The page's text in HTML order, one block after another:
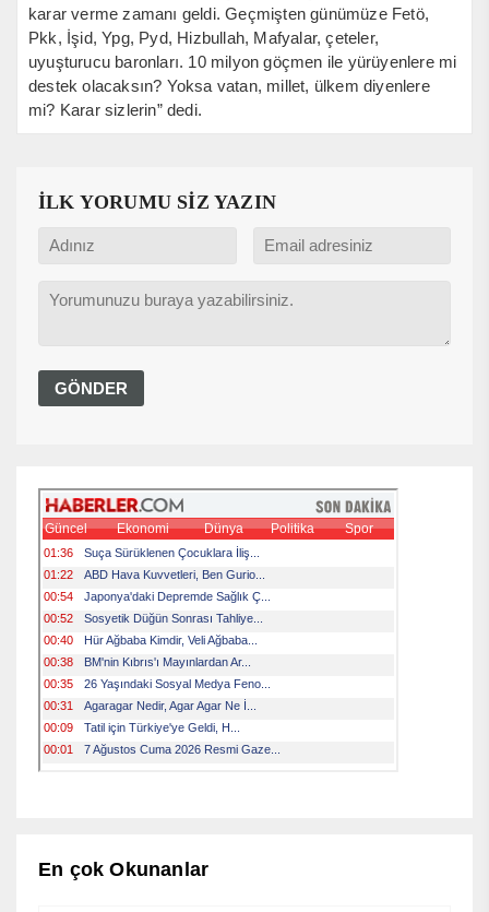
karar verme zamanı geldi. Geçmişten günümüze Fetö,
Pkk, İşid, Ypg, Pyd, Hizbullah, Mafyalar, çeteler,
uyuşturucu baronları. 10 milyon göçmen ile yürüyenlere mi
destek olacaksın? Yoksa vatan, millet, ülkem diyenlere
mi? Karar sizlerin” dedi.
İLK YORUMU SİZ YAZIN
En çok Okunanlar